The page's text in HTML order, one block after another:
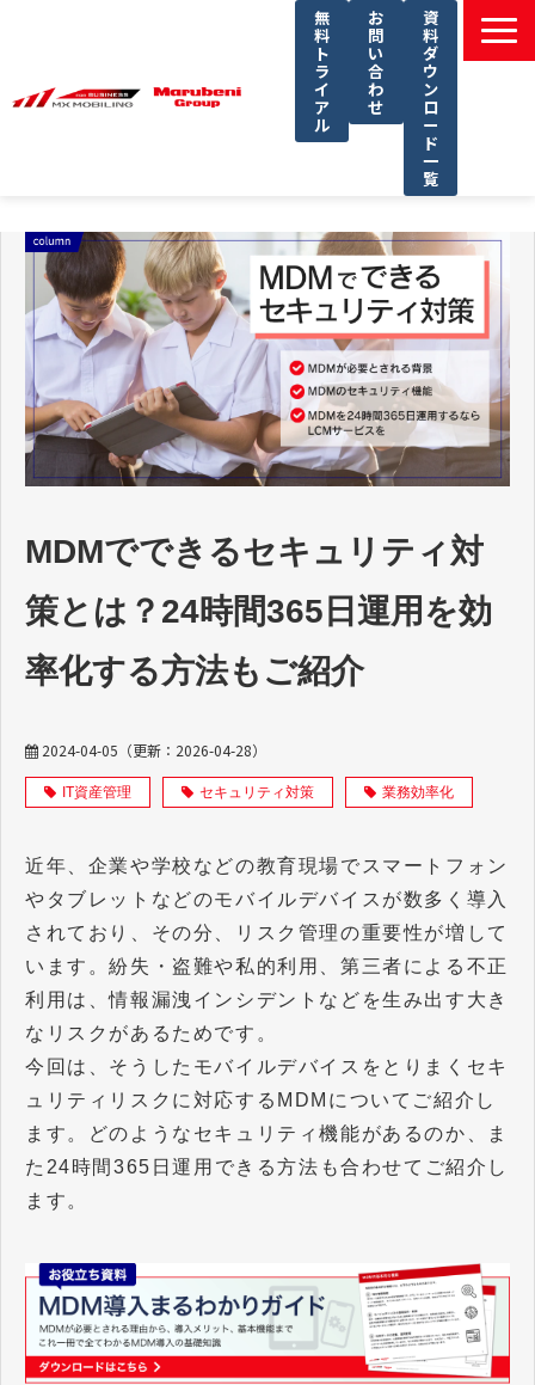
無
料
ト
ラ
イ
ア
ル
お
問
い
合
わ
せ
資
料
ダ
ウ
ン
ロ
ー
ド
一
覧
課題別ソリューション一覧
サービス一覧
導入事例
セミナー
コラム
よくあるご質問
MDMでできるセキュリティ対
策とは？24時間365日運用を効
率化する方法もご紹介
2024-04-05 （更新： 2026-04-28）
IT資産管理 セキュリティ対策 業務効率化
近年、企業や学校などの教育現場でスマートフォン
やタブレットなどのモバイルデバイスが数多く導入
されており、その分、リスク管理の重要性が増して
います。紛失・盗難や私的利用、第三者による不正
利用は、情報漏洩インシデントなどを生み出す大き
なリスクがあるためです。
今回は、そうしたモバイルデバイスをとりまくセキ
ュリティリスクに対応するMDMについてご紹介し
ます。どのようなセキュリティ機能があるのか、ま
た24時間365日運用できる方法も合わせてご紹介し
ます。